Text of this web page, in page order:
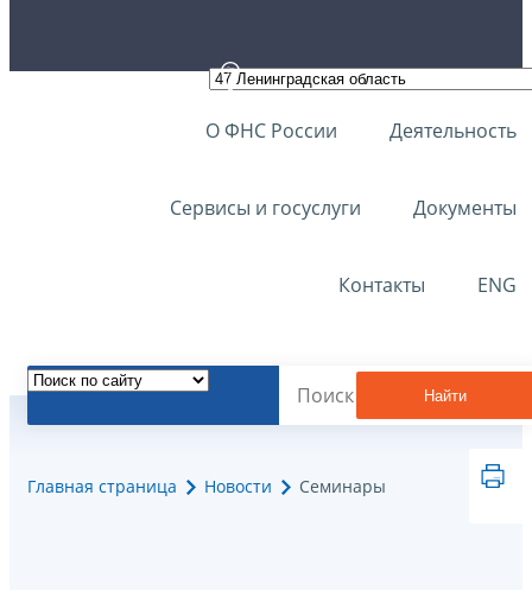
О ФНС России Деятельность
Сервисы и госуслуги Документы
Контакты ENG
Найти
Главная страница Новости Семинары